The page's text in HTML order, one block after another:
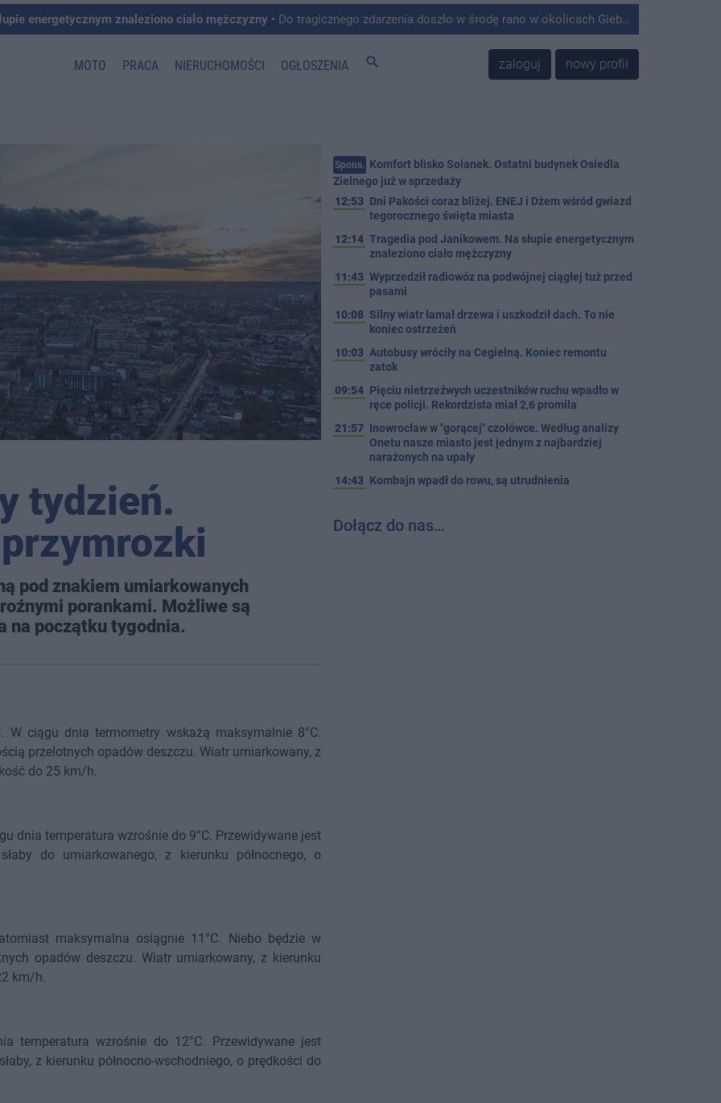
energetycznym znaleziono ciało mężczyzny • Do tragicznego zdarzenia doszło w środę rano w okolicach Giebni koło Janikowa. Wówczas na słupie energetycznym odnaleziono ciało mężczyzny.
MOTO PRACA NIERUCHOMOŚCI OGŁOSZENIA search zaloguj nowy profil
tydzień.
pod znakiem umiarkowanych
porankami. Możliwe są
na początku tygodnia.
W ciągu dnia termometry wskażą maksymalnie 8°C.
przelotnych opadów deszczu. Wiatr umiarkowany, z
do 25 km/h.
dnia temperatura wzrośnie do 9°C. Przewidywane jest
do umiarkowanego, z kierunku północnego, o
maksymalna osiągnie 11°C. Niebo będzie w
opadów deszczu. Wiatr umiarkowany, z kierunku
km/h.
temperatura wzrośnie do 12°C. Przewidywane jest
z kierunku północno-wschodniego, o prędkości do
Spons. Komfort blisko Solanek. Ostatni budynek Osiedla
Zielnego już w sprzedaży
12:53 Dni Pakości coraz bliżej. ENEJ i Dżem wśród gwiazd
tegorocznego święta miasta
12:14 Tragedia pod Janikowem. Na słupie energetycznym
znaleziono ciało mężczyzny
11:43 Wyprzedził radiowóz na podwójnej ciągłej tuż przed
pasami
10:08 Silny wiatr łamał drzewa i uszkodził dach. To nie
koniec ostrzeżeń
10:03 Autobusy wróciły na Cegielną. Koniec remontu
zatok
09:54 Pięciu nietrzeźwych uczestników ruchu wpadło w
ręce policji. Rekordzista miał 2,6 promila
21:57 Inowrocław w "gorącej" czołówce. Według analizy
Onetu nasze miasto jest jednym z najbardziej
narażonych na upały
14:43 Kombajn wpadł do rowu, są utrudnienia
Dołącz do nas…